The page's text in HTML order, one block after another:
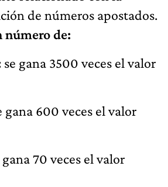
de números apostados.
número de:
se gana 3500 veces el valor
gana 600 veces el valor
gana 70 veces el valor